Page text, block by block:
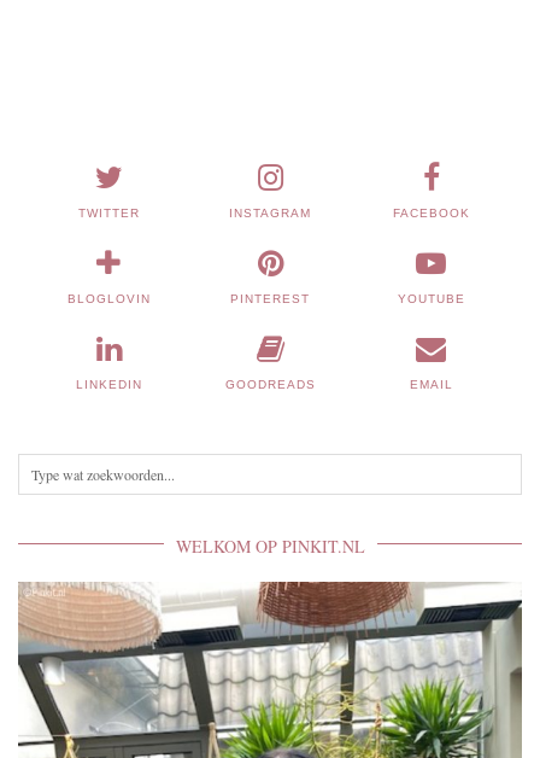
TWITTER INSTAGRAM FACEBOOK
BLOGLOVIN PINTEREST YOUTUBE
LINKEDIN GOODREADS EMAIL
WELKOM OP PINKIT.NL